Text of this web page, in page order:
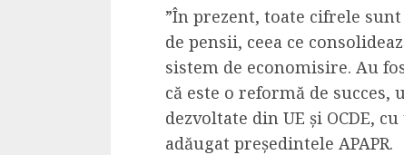
”În prezent, toate cifrele
de pensii, ceea ce
sistem de economisire. Au
că este o reformă de
dezvoltate din UE și OCDE,
adăugat președintele APAPR.